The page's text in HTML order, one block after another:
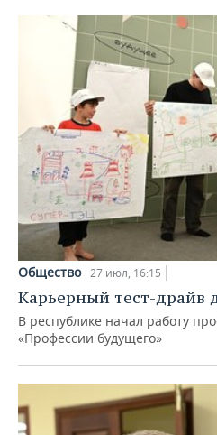
Общество 27 июл, 16:15
Карьерный тест-драйв
В республике начал работу
«Профессии будущего»